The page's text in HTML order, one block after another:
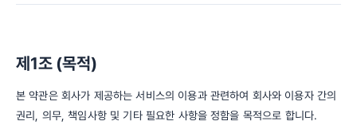
제1조 (목적)
본 약관은 회사가 제공하는 서비스의 이용과 관련하여 회사와 이용자 간의
권리, 의무, 책임사항 및 기타 필요한 사항을 정함을 목적으로 합니다.